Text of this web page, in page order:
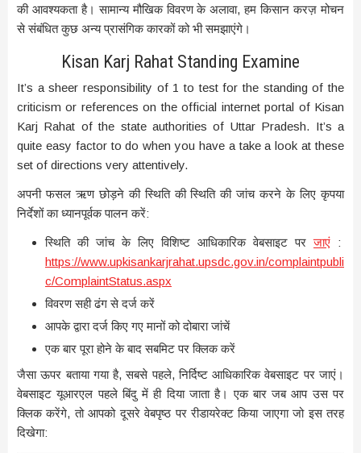
की आवश्यकता है। सामान्य मौखिक विवरण के अलावा, हम किसान करज़ मोचन
से संबंधित कुछ अन्य प्रासंगिक कारकों को भी समझाएंगे।
Kisan Karj Rahat Standing Examine
It’s a sheer responsibility of 1 to test for the standing of the
criticism or references on the official internet portal of Kisan
Karj Rahat of the state authorities of Uttar Pradesh. It’s a
quite easy factor to do when you have a take a look at these
set of directions very attentively.
अपनी फसल ऋण छोड़ने की स्थिति की स्थिति की जांच करने के लिए कृपया
निर्देशों का ध्यानपूर्वक पालन करें:
स्थिति की जांच के लिए विशिष्ट आधिकारिक वेबसाइट परजाएं :
https://www.upkisankarjrahat.upsdc.gov.in/complaintpubli
c/ComplaintStatus.aspx
विवरण सही ढंग से दर्ज करें
आपके द्वारा दर्ज किए गए मानों को दोबारा जांचें
एक बार पूरा होने के बाद सबमिट पर क्लिक करें
जैसा ऊपर बताया गया है, सबसे पहले, निर्दिष्ट आधिकारिक वेबसाइट पर जाएं।
वेबसाइट यूआरएल पहले बिंदु में ही दिया जाता है। एक बार जब आप उस पर
क्लिक करेंगे, तो आपको दूसरे वेबपृष्ठ पर रीडायरेक्ट किया जाएगा जो इस तरह
दिखेगा: